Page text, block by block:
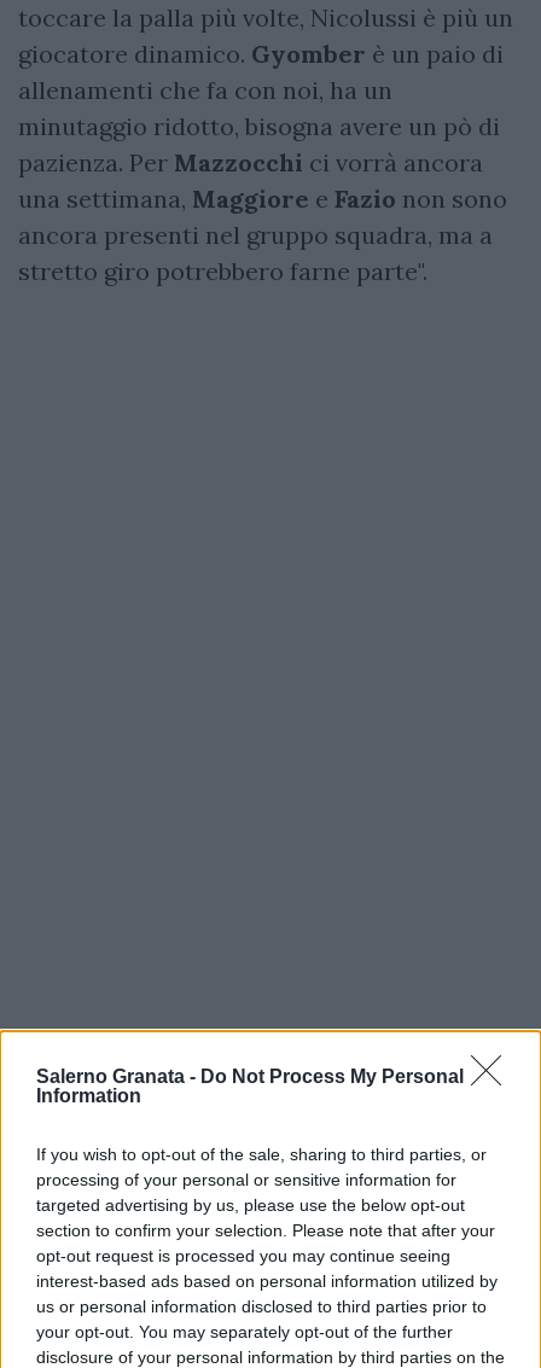
Salerno Granata - Do Not Process My Personal
Information
If you wish to opt-out of the sale, sharing to third parties, or
processing of your personal or sensitive information for
targeted advertising by us, please use the below opt-out
section to confirm your selection. Please note that after your
opt-out request is processed you may continue seeing
interest-based ads based on personal information utilized by
us or personal information disclosed to third parties prior to
your opt-out. You may separately opt-out of the further
disclosure of your personal information by third parties on the
toccare la palla più volte, Nicolussi è più un
giocatore dinamico. Gyomber è un paio di
allenamenti che fa con noi, ha un
minutaggio ridotto, bisogna avere un pò di
pazienza. Per Mazzocchi ci vorrà ancora
una settimana, Maggiore e Fazio non sono
ancora presenti nel gruppo squadra, ma a
stretto giro potrebbero farne parte".